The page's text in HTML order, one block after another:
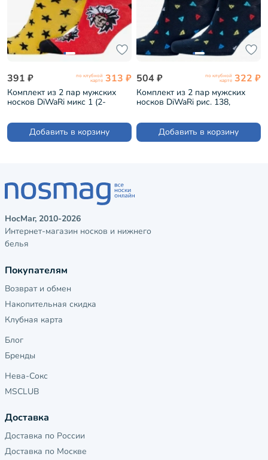
391 ₽ по клубной
карте 313 ₽
Комплект из 2 пар мужских
носков DiWaRi микс 1 (2-
Добавить в корзину
504 ₽ по клубной
карте 322 ₽
Комплект из 2 пар мужских
носков DiWaRi рис. 138,
Добавить в корзину
НосМаг, 2010-2026
Интернет-магазин носков и нижнего
белья
Покупателям
Возврат и обмен
Накопительная скидка
Клубная карта
Блог
Бренды
Нева-Сокс
MSCLUB
Доставка
Доставка по России
Доставка по Москве